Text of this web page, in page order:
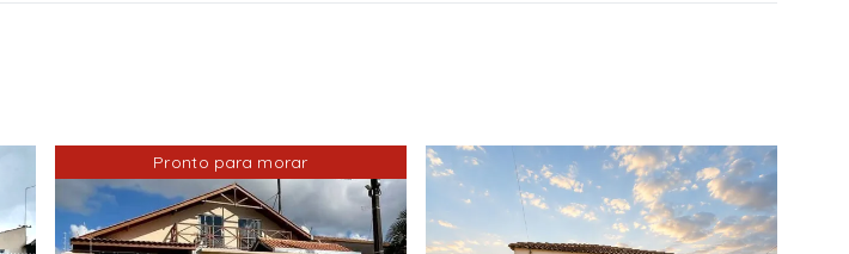
Pronto para morar